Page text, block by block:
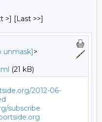
>] [Last >>]
unmask]>
(21 kB)
2012-06-
subscribe